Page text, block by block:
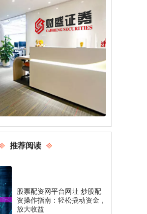
推荐阅读
股票配资网平台网址 炒股配
资操作指南：轻松撬动资金，
放大收益